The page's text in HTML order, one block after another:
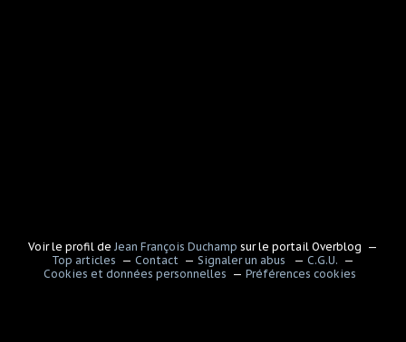
Voir le profil de Jean François Duchamp sur le portail Overblog
Top articles
Contact Signaler un abus
C.G.U.
Cookies et données personnelles
Préférences cookies